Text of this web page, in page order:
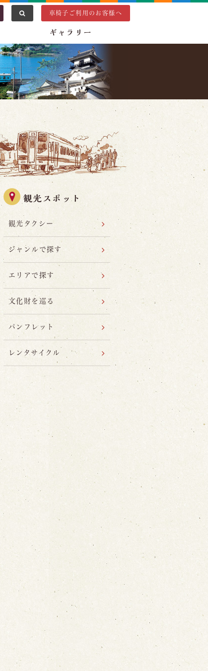
車椅子ご利用のお客様へ
ギャラリー
観光スポット
観光タクシー
ジャンルで探す
エリアで探す
文化財を巡る
パンフレット
レンタサイクル